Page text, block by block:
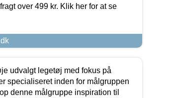
over 499 kr. Klik her for at se
udvalgt legetøj med fokus på
specialiseret inden for målgruppen
denne målgruppe inspiration til